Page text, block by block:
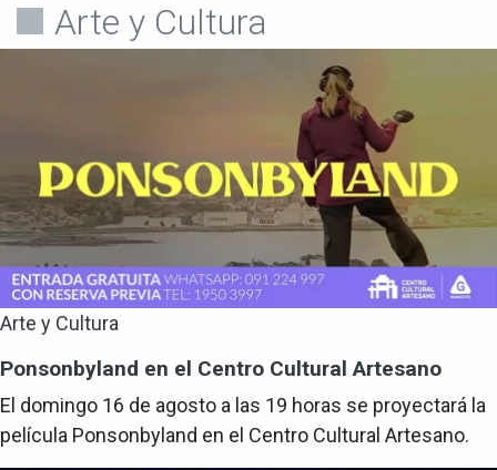
Arte y Cultura
Arte y Cultura
Ponsonbyland en el Centro Cultural Artesano
El domingo 16 de agosto a las 19 horas se proyectará la
película Ponsonbyland en el Centro Cultural Artesano.